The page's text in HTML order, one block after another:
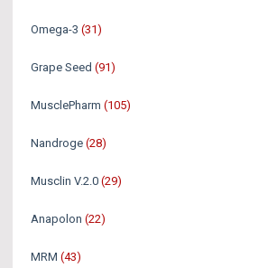
Omega-3 (31)
Grape Seed (91)
MusclePharm (105)
Nandroge (28)
Musclin V.2.0 (29)
Anapolon (22)
MRM (43)